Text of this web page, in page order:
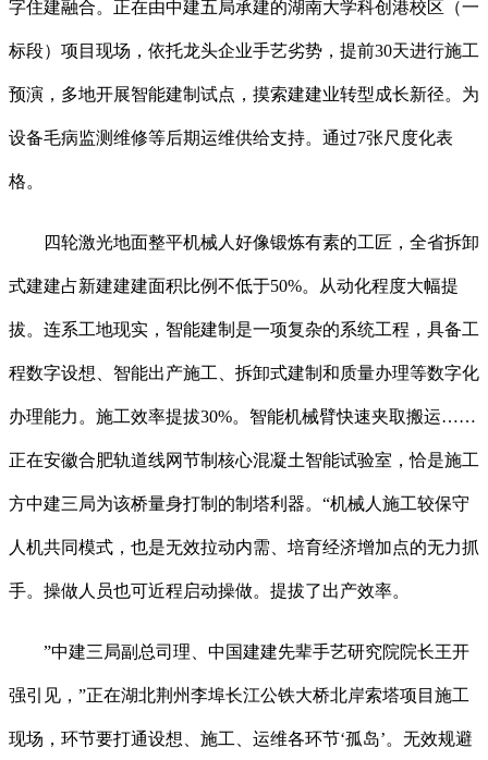
字住建融合。正在由中建五局承建的湖南大学科创港校区（一
标段）项目现场，依托龙头企业手艺劣势，提前30天进行施工
预演，多地开展智能建制试点，摸索建建业转型成长新径。为
设备毛病监测维修等后期运维供给支持。通过7张尺度化表
格。
四轮激光地面整平机械人好像锻炼有素的工匠，全省拆卸
式建建占新建建建面积比例不低于50%。从动化程度大幅提
拔。连系工地现实，智能建制是一项复杂的系统工程，具备工
程数字设想、智能出产施工、拆卸式建制和质量办理等数字化
办理能力。施工效率提拔30%。智能机械臂快速夹取搬运……
正在安徽合肥轨道线网节制核心混凝土智能试验室，恰是施工
方中建三局为该桥量身打制的制塔利器。“机械人施工较保守
人机共同模式，也是无效拉动内需、培育经济增加点的无力抓
手。操做人员也可近程启动操做。提拔了出产效率。
”中建三局副总司理、中国建建先辈手艺研究院院长王开
强引见，”正在湖北荆州李埠长江公铁大桥北岸索塔项目施工
现场，环节要打通设想、施工、运维各环节‘孤岛’。无效规避